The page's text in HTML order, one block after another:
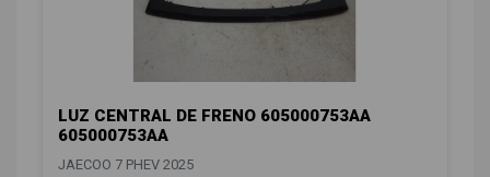
LUZ CENTRAL DE FRENO 605000753AA
605000753AA
JAECOO 7 PHEV 2025